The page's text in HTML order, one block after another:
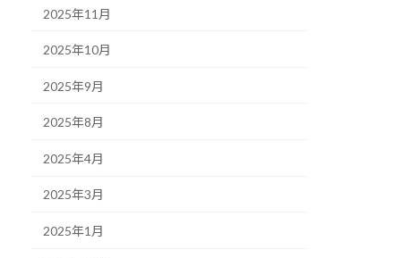
2025年11月
2025年10月
2025年9月
2025年8月
2025年4月
2025年3月
2025年1月